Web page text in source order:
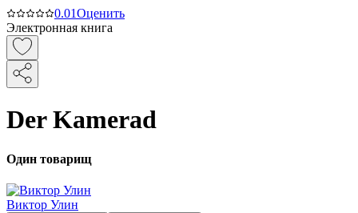
0.01Оценить
Электронная книга
Der Kamerad
Один товарищ
Виктор Улин